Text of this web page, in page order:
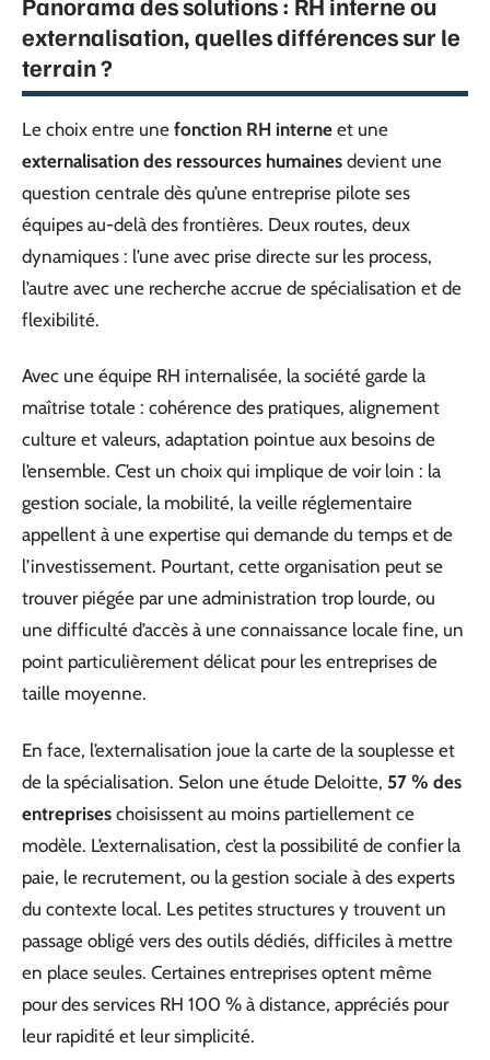
externalisation, quelles différences sur le
terrain ?
Le choix entre une fonction RH interne et une
externalisation des ressources humaines devient une
question centrale dès qu’une entreprise pilote ses
équipes au-delà des frontières. Deux routes, deux
dynamiques : l’une avec prise directe sur les process,
l’autre avec une recherche accrue de spécialisation et de
flexibilité.
Avec une équipe RH internalisée, la société garde la
maîtrise totale : cohérence des pratiques, alignement
culture et valeurs, adaptation pointue aux besoins de
l’ensemble. C’est un choix qui implique de voir loin : la
gestion sociale, la mobilité, la veille réglementaire
appellent à une expertise qui demande du temps et de
l’investissement. Pourtant, cette organisation peut se
trouver piégée par une administration trop lourde, ou
une difficulté d’accès à une connaissance locale fine, un
point particulièrement délicat pour les entreprises de
taille moyenne.
En face, l’externalisation joue la carte de la souplesse et
de la spécialisation. Selon une étude Deloitte, 57 % des
entreprises choisissent au moins partiellement ce
modèle. L’externalisation, c’est la possibilité de confier la
paie, le recrutement, ou la gestion sociale à des experts
du contexte local. Les petites structures y trouvent un
passage obligé vers des outils dédiés, difficiles à mettre
en place seules. Certaines entreprises optent même
pour des services RH 100 % à distance, appréciés pour
leur rapidité et leur simplicité.